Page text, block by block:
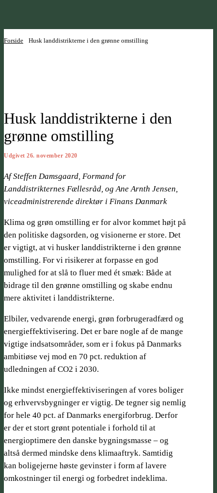
Forside Husk landdistrikterne i den grønne omstilling
Husk landdistrikterne i den
grønne omstilling
Udgivet 26. november 2020
Af Steffen Damsgaard, Formand for
Landdistrikternes Fællesråd, og Ane Arnth Jensen,
viceadministrerende direktør i Finans Danmark
Klima og grøn omstilling er for alvor kommet højt på
den politiske dagsorden, og visionerne er store. Det
er vigtigt, at vi husker landdistrikterne i den grønne
omstilling. For vi risikerer at forpasse en god
mulighed for at slå to fluer med ét smæk: Både at
bidrage til den grønne omstilling og skabe endnu
mere aktivitet i landdistrikterne.
Elbiler, vedvarende energi, grøn forbrugeradfærd og
energieffektivisering. Det er bare nogle af de mange
vigtige indsatsområder, som er i fokus på Danmarks
ambitiøse vej mod en 70 pct. reduktion af
udledningen af CO2 i 2030.
Ikke mindst energieffektiviseringen af vores boliger
og erhvervsbygninger er vigtig. De tegner sig nemlig
for hele 40 pct. af Danmarks energiforbrug. Derfor
er der et stort grønt potentiale i forhold til at
energioptimere den danske bygningsmasse – og
altså dermed mindske dens klimaaftryk. Samtidig
kan boligejerne høste gevinster i form af lavere
omkostninger til energi og forbedret indeklima.